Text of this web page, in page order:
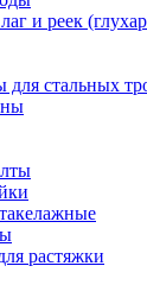
и реек
стальных
растяжки